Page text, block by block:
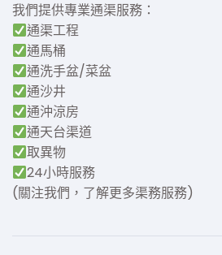
我們提供專業通渠服務：
通渠工程
通馬桶
通洗手盆/菜盆
通沙井
通沖涼房
通天台渠道
取異物
24小時服務
(關注我們，了解更多渠務服務)